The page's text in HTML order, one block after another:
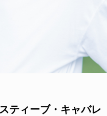
ティーブ・キャバレ